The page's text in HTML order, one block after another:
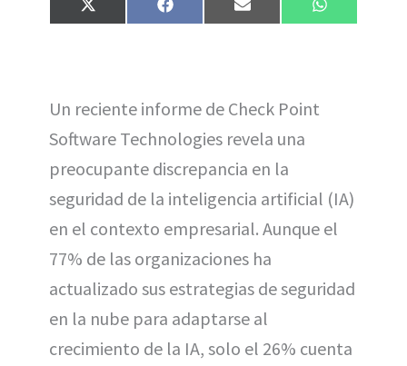
Compartir
en
X
(
t
e
)
Compartir
en
F
a
k
Compartir
en
E
m
Compartir
en
W
h
Un reciente informe de Check Point
Software Technologies revela una
preocupante discrepancia en la
seguridad de la inteligencia artificial (IA)
en el contexto empresarial. Aunque el
77% de las organizaciones ha
actualizado sus estrategias de seguridad
en la nube para adaptarse al
crecimiento de la IA, solo el 26% cuenta